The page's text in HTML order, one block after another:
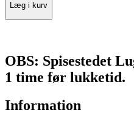
Læg i kurv
OBS: Spisestedet
1 time før lukketid.
Information